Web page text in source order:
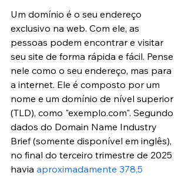
Um domínio é o seu endereço
exclusivo na web. Com ele, as
pessoas podem encontrar e visitar
seu site de forma rápida e fácil. Pense
nele como o seu endereço, mas para
a internet. Ele é composto por um
nome e um domínio de nível superior
(TLD), como "exemplo.com". Segundo
dados do Domain Name Industry
Brief (somente disponível em inglês),
no final do terceiro trimestre de 2025
havia aproximadamente 378,5